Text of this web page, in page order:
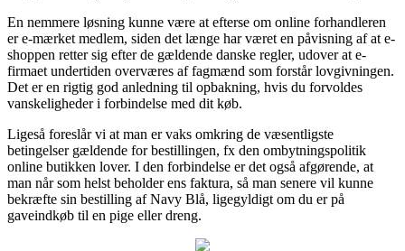
En nemmere løsning kunne være at efterse om online forhandleren
er e-mærket medlem, siden det længe har været en påvisning af at e-
shoppen retter sig efter de gældende danske regler, udover at e-
firmaet undertiden overværes af fagmænd som forstår lovgivningen.
Det er en rigtig god anledning til opbakning, hvis du forvoldes
vanskeligheder i forbindelse med dit køb.
Ligeså foreslår vi at man er vaks omkring de væsentligste
betingelser gældende for bestillingen, fx den ombytningspolitik
online butikken lover. I den forbindelse er det også afgørende, at
man når som helst beholder ens faktura, så man senere vil kunne
bekræfte sin bestilling af Navy Blå, ligegyldigt om du er på
gaveindkøb til en pige eller dreng.